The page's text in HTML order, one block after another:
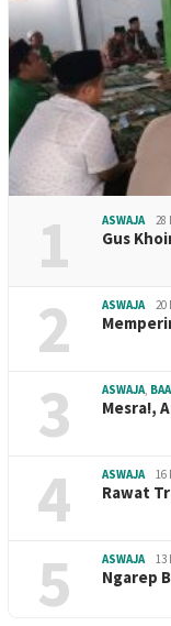
1 ASWAJA 28
Gus
2 ASWAJA 20
3 ASWAJA,
Mesra!,
4 ASWAJA 16
Rawat
5 ASWAJA 13
Ngarep